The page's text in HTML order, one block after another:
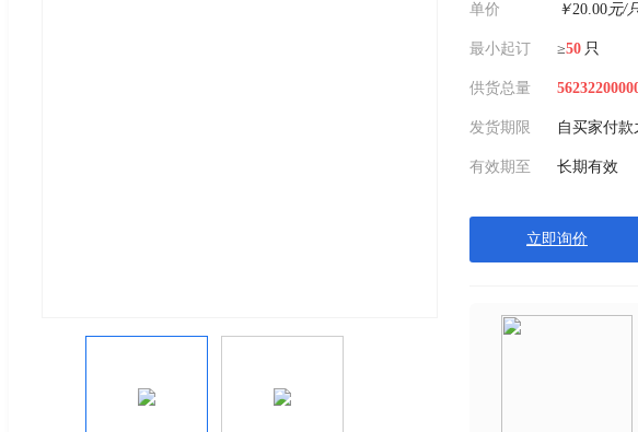
单价 ￥20.00元/
最小起订 ≥50 只
供货总量
发货期限 自买家付款
有效期至 长期有效
立即询价